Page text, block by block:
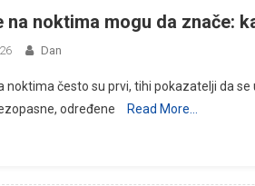
na noktima mogu da znače:
Dan
noktima često su prvi, tihi pokazatelji da
određene
Read More…